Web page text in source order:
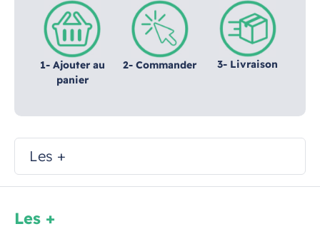
1- Ajouter au
panier
2- Commander 3- Livraison
Les +
Les +